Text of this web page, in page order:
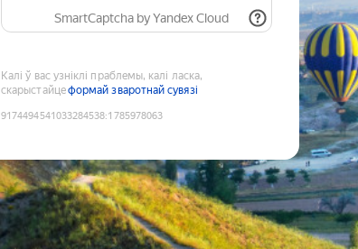
SmartCaptcha by Yandex Cloud
Калі ў вас узніклі праблемы, калі ласка,
скарыстайцеформай зваротнай сувязі
9174494541033284538:1785978063